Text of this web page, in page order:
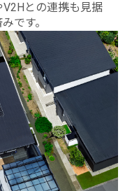
V2Hとの連携も見据
です。